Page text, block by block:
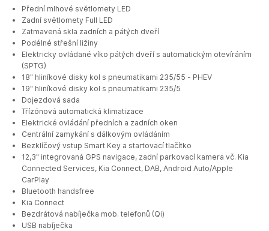
Přední mlhové světlomety LED
Zadní světlomety Full LED
Zatmavená skla zadních a pátých dveří
Podélné střešní ližiny
Elektricky ovládané víko pátých dveří s automatickým otevíráním
(SPTG)
18" hliníkové disky kol s pneumatikami 235/55 - PHEV
19" hliníkové disky kol s pneumatikami 235/5
Dojezdová sada
Třízónová automatická klimatizace
Elektrické ovládání předních a zadních oken
Centrální zamykání s dálkovým ovládáním
Bezklíčový vstup Smart Key a startovací tlačítko
12,3" integrovaná GPS navigace, zadní parkovací kamera vč. Kia
Connected Services, Kia Connect, DAB, Android Auto/Apple
CarPlay
Bluetooth handsfree
Kia Connect
Bezdrátová nabíječka mob. telefonů (Qi)
USB nabíječka